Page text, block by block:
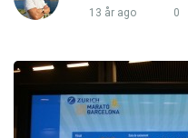
13 år ago 0